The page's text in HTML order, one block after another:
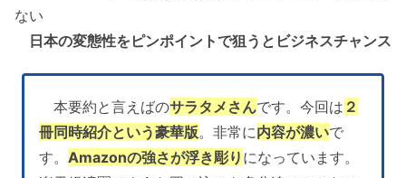
ない
日本の変態性をピンポイントで狙うとビジネスチャンス
本要約と言えばのサラタメさんです。今回は ２
冊同時紹介という豪華版。非常に内容が濃いで
す。 Amazonの強さが浮き彫り になっています。